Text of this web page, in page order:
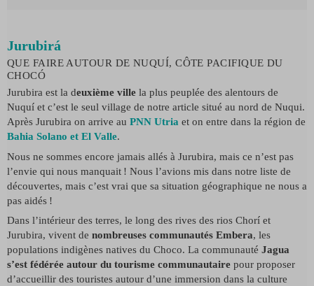
Jurubirá
QUE FAIRE AUTOUR DE NUQUÍ, CÔTE PACIFIQUE DU
CHOCÓ
Jurubira est la deuxième ville la plus peuplée des alentours de
Nuquí et c’est le seul village de notre article situé au nord de Nuqui.
Après Jurubira on arrive au PNN Utria et on entre dans la région de
Bahia Solano et El Valle.
Nous ne sommes encore jamais allés à Jurubira, mais ce n’est pas
l’envie qui nous manquait ! Nous l’avions mis dans notre liste de
découvertes, mais c’est vrai que sa situation géographique ne nous a
pas aidés !
Dans l’intérieur des terres, le long des rives des rios Chorí et
Jurubira, vivent de nombreuses communautés Embera, les
populations indigènes natives du Choco. La communauté Jagua
s’est fédérée autour du tourisme communautaire pour proposer
d’accueillir des touristes autour d’une immersion dans la culture